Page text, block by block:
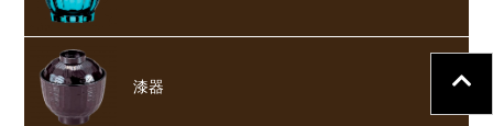
漆器